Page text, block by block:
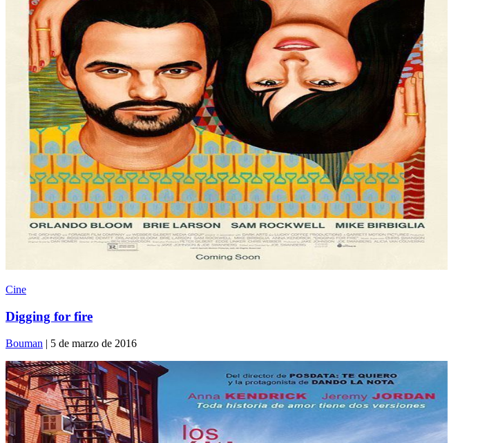
Cine
Digging for fire
Bouman | 5 de marzo de 2016